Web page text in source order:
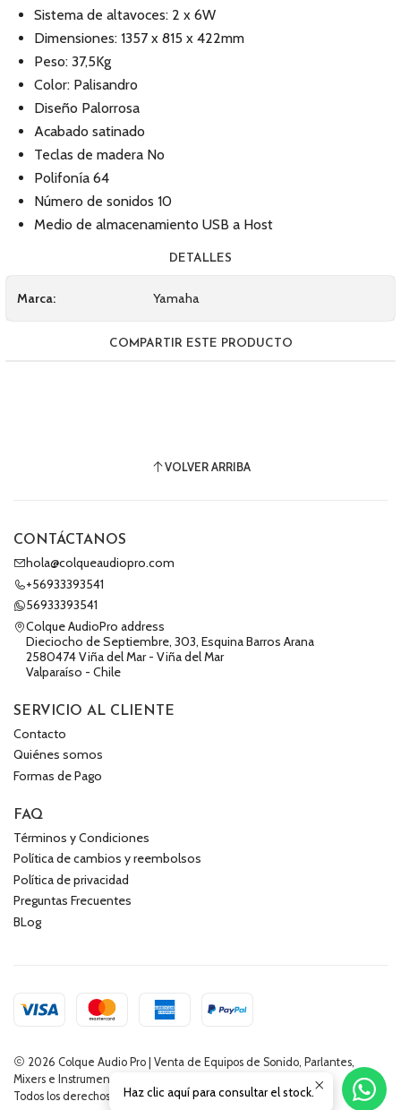
Sistema de altavoces: 2 x 6W
Dimensiones: 1357 x 815 x 422mm
Peso: 37,5Kg
Color: Palisandro
Diseño Palorrosa
Acabado satinado
Teclas de madera No
Polifonía 64
Número de sonidos 10
Medio de almacenamiento USB a Host
DETALLES
Marca: Yamaha
COMPARTIR ESTE PRODUCTO
VOLVER ARRIBA
CONTÁCTANOS
hola@colqueaudiopro.com
+56933393541
56933393541
Colque AudioPro address
Dieciocho de Septiembre, 303, Esquina Barros Arana
2580474 Viña del Mar - Viña del Mar
Valparaíso - Chile
SERVICIO AL CLIENTE
Contacto
Quiénes somos
Formas de Pago
FAQ
Términos y Condiciones
Política de cambios y reembolsos
Política de privacidad
Preguntas Frecuentes
BLog
2026 Colque Audio Pro | Venta de Equipos de Sonido, Parlantes,
Mixers e Instrumentos Musicales.
Todos los derechos reservados.Desarrollado por Jumpseller
Haz clic aquí para consultar el stock.